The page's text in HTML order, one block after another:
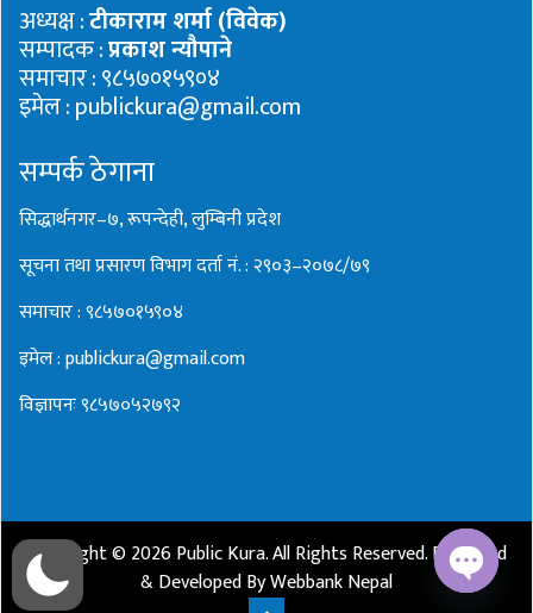
अध्यक्ष :टीकाराम शर्मा (विवेक)
सम्पादक :प्रकाश न्यौपाने
समाचार : ९८५७०१५९०४
इमेल : publickura@gmail.com
सम्पर्क ठेगाना
सिद्धार्थनगर–७, रूपन्देही, लुम्बिनी प्रदेश
सूचना तथा प्रसारण विभाग दर्ता नं. : २९०३–२०७८/७९
समाचार : ९८५७०१५९०४
इमेल : publickura@gmail.com
विज्ञापनः ९८५७०५२७९२
Copyright ©2026Public Kura. All Rights Reserved. Designed
& Developed ByWebbank Nepal